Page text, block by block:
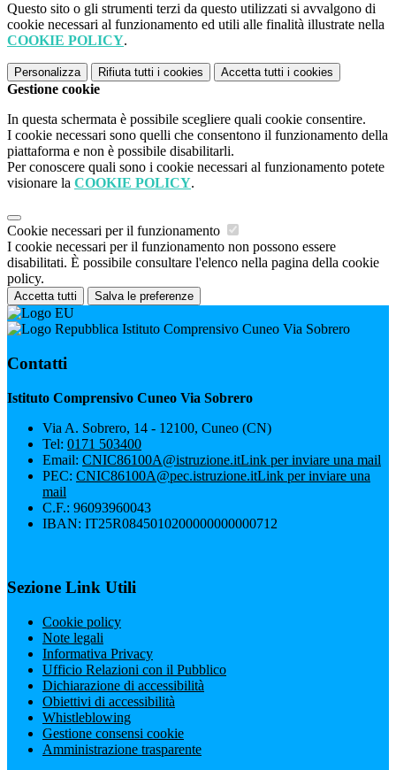
Questo sito o gli strumenti terzi da questo utilizzati si avvalgono di
cookie necessari al funzionamento ed utili alle finalità illustrate nella
COOKIE POLICY.
Personalizza Rifiuta tutti i cookies Accetta tutti i cookies
Gestione cookie
In questa schermata è possibile scegliere quali cookie consentire.
I cookie necessari sono quelli che consentono il funzionamento della
piattaforma e non è possibile disabilitarli.
Per conoscere quali sono i cookie necessari al funzionamento potete
visionare la COOKIE POLICY.
Cookie necessari per il funzionamento
I cookie necessari per il funzionamento non possono essere
disabilitati. È possibile consultare l'elenco nella pagina della cookie
policy.
Accetta tutti Salva le preferenze
Istituto Comprensivo Cuneo Via Sobrero
Contatti
Istituto Comprensivo Cuneo Via Sobrero
Via A. Sobrero, 14 - 12100, Cuneo (CN)
Tel: 0171 503400
Email: CNIC86100A@istruzione.itLink per inviare una mail
PEC: CNIC86100A@pec.istruzione.itLink per inviare una
mail
C.F.: 96093960043
IBAN: IT25R0845010200000000000712
Sezione Link Utili
Cookie policy
Note legali
Informativa Privacy
Ufficio Relazioni con il Pubblico
Dichiarazione di accessibilità
Obiettivi di accessibilità
Whistleblowing
Gestione consensi cookie
Amministrazione trasparente